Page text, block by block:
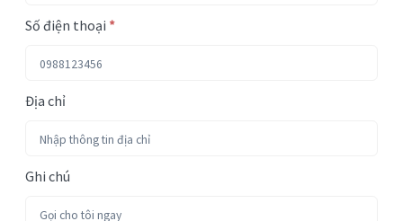
Số điện thoại *
Địa chỉ
Ghi chú